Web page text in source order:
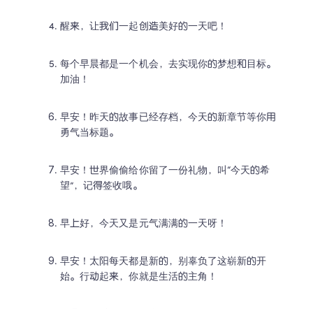
醒来，让我们一起创造美好的一天吧！
每个早晨都是一个机会，去实现你的梦想和目标。
加油！
早安！昨天的故事已经存档，今天的新章节等你用
勇气当标题。
早安！世界偷偷给你留了一份礼物，叫“今天的希
望”，记得签收哦。
早上好，今天又是元气满满的一天呀！
早安！太阳每天都是新的，别辜负了这崭新的开
始。行动起来，你就是生活的主角！